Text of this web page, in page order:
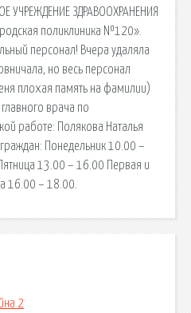
УЧРЕЖДЕНИЕ ЗДРАВООХРАНЕНИЯ
поликлиника №120».
персонал! Вчера удаляла
но весь персонал
плохая память на фамилии)
врача по
работе: Полякова Наталья
Понедельник 10.00 –
13.00 – 16.00 Первая и
16.00 – 18.00.
2